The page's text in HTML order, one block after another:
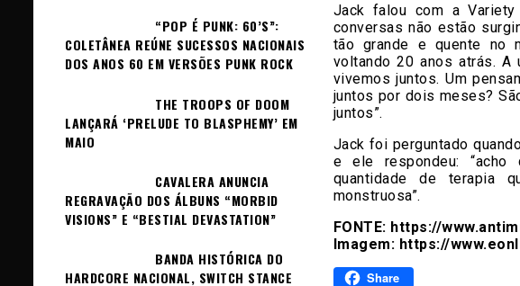
Jack falou com a
conversas não estão
tão grande e quente no
voltando 20 anos atrás.
vivemos juntos. Um
juntos por dois meses?
juntos”.
Jack foi perguntado
e ele respondeu:
quantidade de terapia
monstruosa”.
FONTE: https://
Imagem: https://
Share
“POP É PUNK: 60’S”:
COLETÂNEA REÚNE SUCESSOS NACIONAIS
DOS ANOS 60 EM VERSÕES PUNK ROCK
THE TROOPS OF DOOM
LANÇARÁ ‘PRELUDE TO BLASPHEMY’ EM
MAIO
CAVALERA ANUNCIA
REGRAVAÇÃO DOS ÁLBUNS “MORBID
VISIONS” E “BESTIAL DEVASTATION”
BANDA HISTÓRICA DO
HARDCORE NACIONAL, SWITCH STANCE